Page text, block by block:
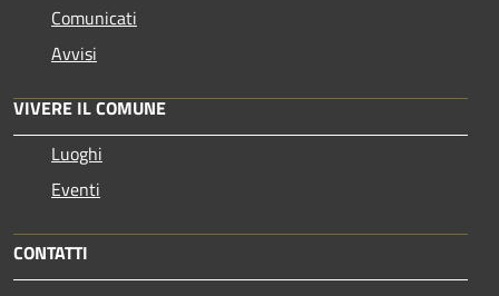
Comunicati
Avvisi
VIVERE IL COMUNE
Luoghi
Eventi
CONTATTI